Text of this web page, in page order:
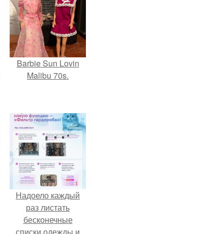
Barbie Sun Lovin
Malibu 70s.
Надоело каждый
раз листать
бесконечные